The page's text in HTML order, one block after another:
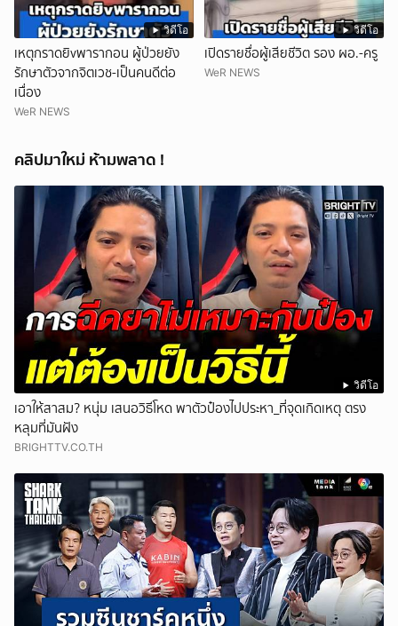
วิดีโอ
เหตุกราดยิvพารากอน ผู้ป่วยยัง
รักษาตัวจากจิตเวช-เป็นคนดีต่อ
เนื่อง
WeR NEWS
วิดีโอ
เปิดรายชื่อผู้เสียชีวิต รอง ผอ.-ครู
WeR NEWS
คลิปมาใหม่ ห้ามพลาด !
วิดีโอ
เอาให้สาสม? หนุ่ม เสนอวิธีโหด พาตัวป๋องไปประหา_ที่จุดเกิดเหตุ ตรง
หลุมที่มันฝัง
BRIGHTTV.CO.TH